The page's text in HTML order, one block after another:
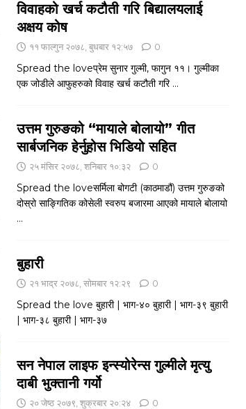
विवाहको खर्च कटौती गरि बिद्यालयलाई
अक्षय कोष
११ फाल्गुन २०७८, बुधबार १२:५७ 0
Spread the loveप्रेम सुनार गुल्मी, फागुन ११। गुल्मीका
एक जोडीले आफुहरुको विवाह खर्च कटौती गरि ...
उत्तम गुरुङको “मायाले बोलायो” गीत
सार्बजनिक हेर्नुहोस भिडियो सहित
२५ मंसिर २०७८, शनिबार १०:३२ 0
Spread the loveसर्मिला बोगटी (काठमाडौं) उत्तम गुरुङको
दोस्रो साङ्गितिक कोसेली स्वरुप बजारमा आएको मायाले बोलायो
...
बुहारी
२१ भाद्र २०७८, सोमबार १२:२९ 0
Spread the love बुहारी | भाग-४० बुहारी | भाग-३९ बुहारी
| भाग-३८ बुहारी | भाग-३७
सन नेपाल लाइफ इन्स्योरेन्स गुल्मीले मृत्यु
दाबी भुक्तानी गर्यो
२० जेष्ठ २०७९, शुक्रबार २०:२४ 0